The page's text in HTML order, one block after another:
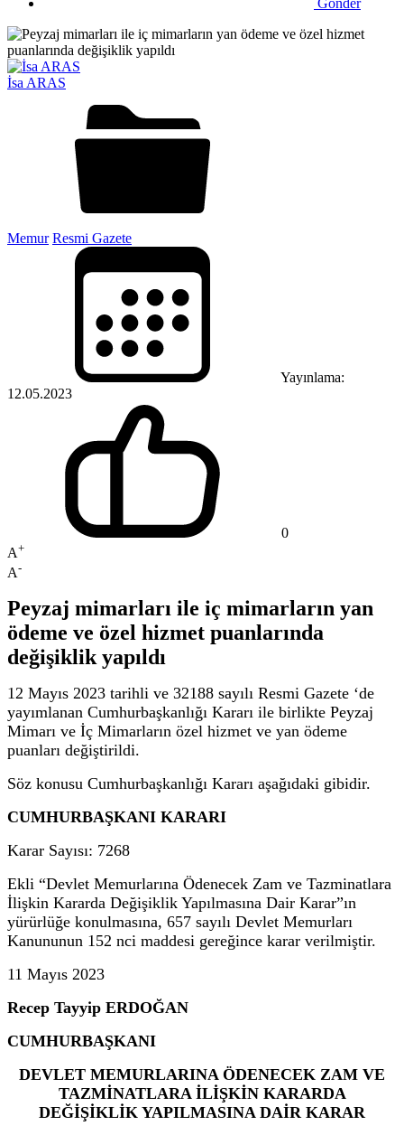
İsa ARAS
Memur Resmi Gazete
Yayınlama:
12.05.2023
0
A+
A-
Peyzaj mimarları ile iç mimarların yan
ödeme ve özel hizmet puanlarında
değişiklik yapıldı
12 Mayıs 2023 tarihli ve 32188 sayılı Resmi Gazete ‘de
yayımlanan Cumhurbaşkanlığı Kararı ile birlikte Peyzaj
Mimarı ve İç Mimarların özel hizmet ve yan ödeme
puanları değiştirildi.
Söz konusu Cumhurbaşkanlığı Kararı aşağıdaki gibidir.
CUMHURBAŞKANI KARARI
Karar Sayısı: 7268
Ekli “Devlet Memurlarına Ödenecek Zam ve Tazminatlara
İlişkin Kararda Değişiklik Yapılmasına Dair Karar”ın
yürürlüğe konulmasına, 657 sayılı Devlet Memurları
Kanununun 152 nci maddesi gereğince karar verilmiştir.
11 Mayıs 2023
Recep Tayyip ERDOĞAN
CUMHURBAŞKANI
DEVLET MEMURLARINA ÖDENECEK ZAM VE
TAZMİNATLARA İLİŞKİN KARARDA
DEĞİŞİKLİK YAPILMASINA DAİR KARAR